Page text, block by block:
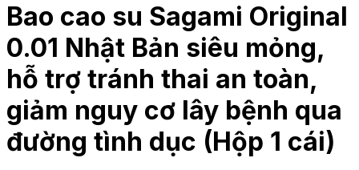
Bao cao su Sagami Original
0.01 Nhật Bản siêu mỏng,
hỗ trợ tránh thai an toàn,
giảm nguy cơ lây bệnh qua
đường tình dục (Hộp 1 cái)